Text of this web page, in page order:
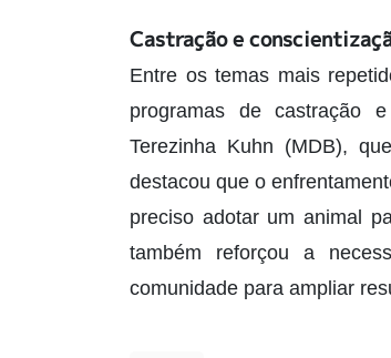
Castração e
Entre os temas mais
programas de castração
Terezinha Kuhn (MDB),
destacou que o
preciso adotar um animal
também reforçou a
comunidade para ampliar